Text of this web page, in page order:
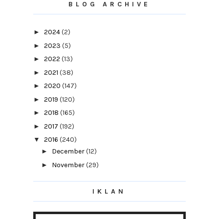
BLOG ARCHIVE
► 2024(2)
► 2023 (5)
► 2022 (13)
► 2021 (38)
► 2020 (147)
► 2019 (120)
► 2018 (165)
► 2017 (192)
▼ 2016 (240)
► December(12)
► November(29)
(12)
IKLAN